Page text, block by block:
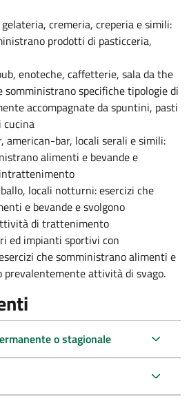
cremeria, creperia e simili:
prodotti di pasticceria,
enoteche, caffetterie, sala da the
somministrano specifiche tipologie di
accompagnate da spuntini, pasti
cucina
american-bar, locali serali e simili:
alimenti e bevande e
locali notturni: esercizi che
e bevande e svolgono
di trattenimento
ed impianti sportivi con
che somministrano alimenti e
prevalentemente attività di svago.
o stagionale